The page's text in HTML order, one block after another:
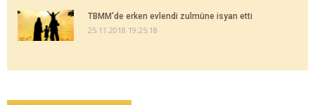
TBMM'de erken evlendi zulmüne isyan etti
25.11.2018 19:25:18